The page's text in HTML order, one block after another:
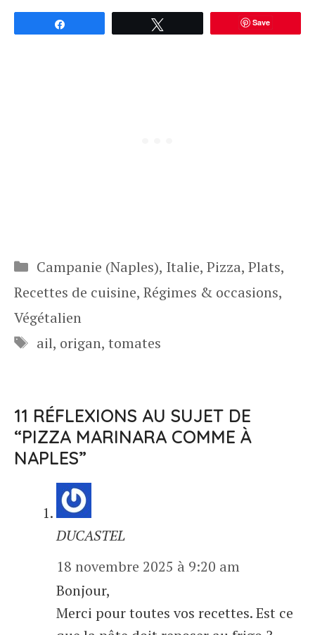
Save
Catégories
Campanie (Naples), Italie, Pizza, Plats,
Recettes de cuisine, Régimes & occasions,
Végétalien
Étiquettes
ail, origan, tomates
11 RÉFLEXIONS AU SUJET DE
“PIZZA MARINARA COMME À
NAPLES”
DUCASTEL
18 novembre 2025 à 9:20 am
Bonjour,
Merci pour toutes vos recettes. Est ce